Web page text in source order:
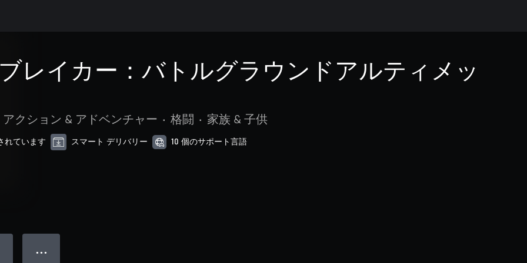
レイカー：バトルグラウンドアルティメッ
アクション & アドベンチャー • 格闘 • 家族 & 子供
れています スマート デリバリー 10 個のサポート言語
● ● ●